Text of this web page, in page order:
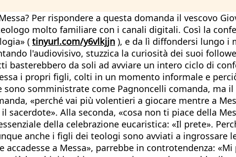
Per rispondere a questa domanda il vescovo
molto familiare con i canali digitali. Così la
( tinyurl.com/y6vlkjjn ), e da lì diffondersi lungo i
l'audiovisivo, stuzzica la curiosità dei suoi
basterebbero da soli ad avviare un intero ciclo di
i propri figli, colti in un momento informale e
somministrate come Pagnoncelli comanda, ma
«perché vai più volentieri a giocare mentre a
Alla seconda, «cosa non ti piace della
della celebrazione eucaristica: «Il prete».
anche i figli dei teologi sono avviati a ingrossare
a Messa», parrebbe in controtendenza: